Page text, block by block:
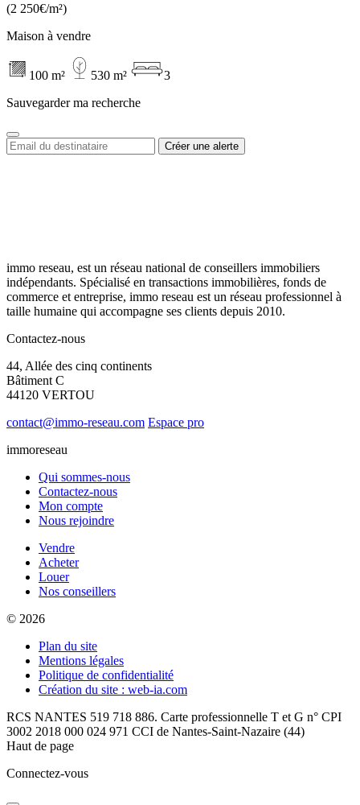
(2 250€/m²)
Maison à vendre
100 m² 530 m²
3
Sauvegarder ma recherche
immo reseau, est un réseau national de conseillers immobiliers
indépendants. Spécialisé en transactions immobilières, fonds de
commerce et entreprise, immo reseau est un réseau professionnel à
taille humaine qui accompagne ses clients depuis 2010.
Contactez-nous
44, Allée des cinq continents
Bâtiment C
44120 VERTOU
contact@immo-reseau.com Espace pro
immoreseau
Qui sommes-nous
Contactez-nous
Mon compte
Nous rejoindre
Vendre
Acheter
Louer
Nos conseillers
© 2026
Plan du site
Mentions légales
Politique de confidentialité
Création du site : web-ia.com
RCS NANTES 519 718 886. Carte professionnelle T et G n° CPI
3002 2018 000 024 971 CCI de Nantes-Saint-Nazaire (44)
Haut de page
Connectez-vous